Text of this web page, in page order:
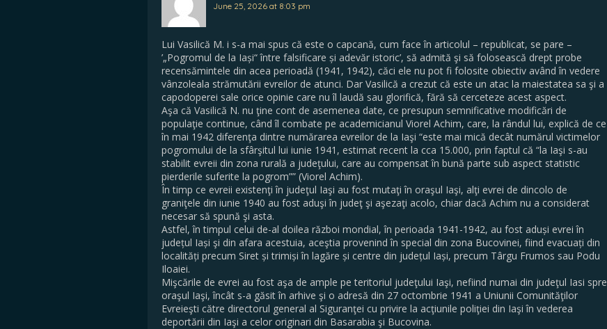
June 25, 2026 at 8:03 pm
Lui Vasilică M. i s-a mai spus că este o capcană, cum face în articolul – republicat, se pare –
’„Pogromul de la Iași“ între falsificare și adevăr istoric’, să admită şi să folosească drept probe
recensămintele din acea perioadă (1941, 1942), căci ele nu pot fi folosite obiectiv având în vedere
vânzoleala strămutării evreilor de atunci. Dar Vasilică a crezut că este un atac la maiestatea sa şi a
capodoperei sale orice opinie care nu îl laudă sau glorifică, fără să cerceteze acest aspect.
Aşa că Vasilică N. nu ţine cont de asemenea date, ce presupun semnificative modificări de
populaţie continue, când îl combate pe academicianul Viorel Achim, care, la rândul lui, explică de ce
în mai 1942 diferenţa dintre numărarea evreilor de la Iaşi “este mai mică decât numărul victimelor
pogromului de la sfârşitul lui iunie 1941, estimat recent la cca 15.000, prin faptul că “la Iaşi s-au
stabilit evreii din zona rurală a judeţului, care au compensat în bună parte sub aspect statistic
pierderile suferite la pogrom”” (Viorel Achim).
În timp ce evreii existenţi în judeţul Iaşi au fost mutaţi în oraşul Iaşi, alţi evrei de dincolo de
graniţele din iunie 1940 au fost aduşi în judeţ şi aşezaţi acolo, chiar dacă Achim nu a considerat
necesar să spună şi asta.
Astfel, în timpul celui de-al doilea război mondial, în perioada 1941-1942, au fost aduși evrei în
județul Iași şi din afara acestuia, aceştia provenind în special din zona Bucovinei, fiind evacuați din
localități precum Siret și trimiși în lagăre și centre din județul Iași, precum Târgu Frumos sau Podu
Iloaiei.
Mişcările de evrei au fost aşa de ample pe teritoriul judeţului Iaşi, nefiind numai din judeţul Iasi spre
oraşul Iaşi, încât s-a găsit în arhive şi o adresă din 27 octombrie 1941 a Uniunii Comunităţilor
Evreieşti către directorul general al Siguranţei cu privire la acţiunile poliţiei din Iaşi în vederea
deportării din Iaşi a celor originari din Basarabia şi Bucovina.